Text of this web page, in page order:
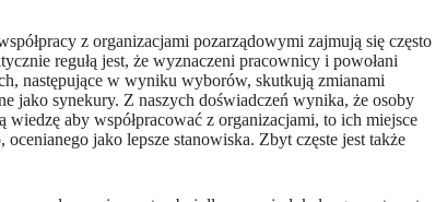
z organizacjami pozarządowymi zajmują się często
regułą jest, że wyznaczeni pracownicy i powołani
następujące w wyniku wyborów, skutkują zmianami
jako synekury. Z naszych doświadczeń wynika, że osoby
aby współpracować z organizacjami, to ich miejsce
jako lepsze stanowiska. Zbyt częste jest także